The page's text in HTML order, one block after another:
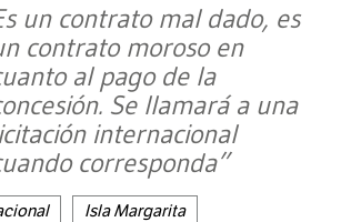
un contrato mal dado, es
contrato moroso en
al pago de la
Se llamará a una
internacional
corresponda”
Isla Margarita